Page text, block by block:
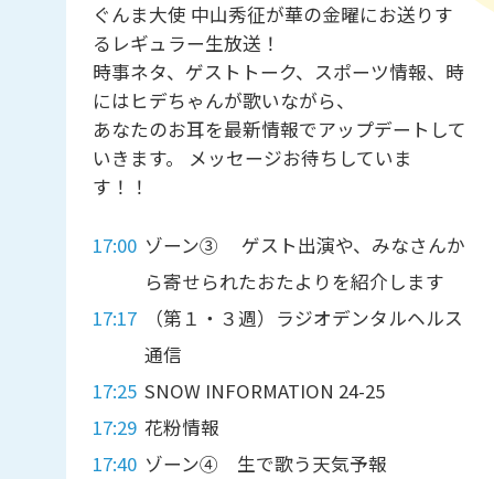
ぐんま大使 中山秀征が華の金曜にお送りす
るレギュラー生放送！
時事ネタ、ゲストトーク、スポーツ情報、時
にはヒデちゃんが歌いながら、
あなたのお耳を最新情報でアップデートして
いきます。 メッセージお待ちしていま
す！！
17:00 ゾーン③ ゲスト出演や、みなさんか
ら寄せられたおたよりを紹介します
17:17
（第１・３週）ラジオデンタルヘルス
通信
17:25 SNOW INFORMATION 24-25
17:29 花粉情報
17:40 ゾーン④ 生で歌う天気予報